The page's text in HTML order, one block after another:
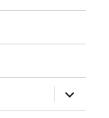
Untermenü
öffnen